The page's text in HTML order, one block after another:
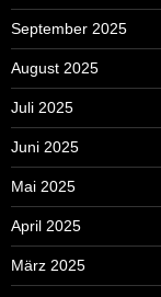
September 2025
August 2025
Juli 2025
Juni 2025
Mai 2025
April 2025
März 2025